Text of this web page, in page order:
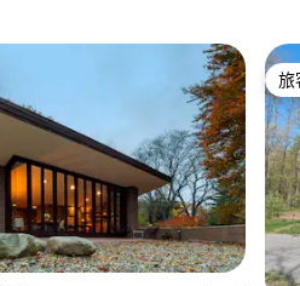
旅
旅